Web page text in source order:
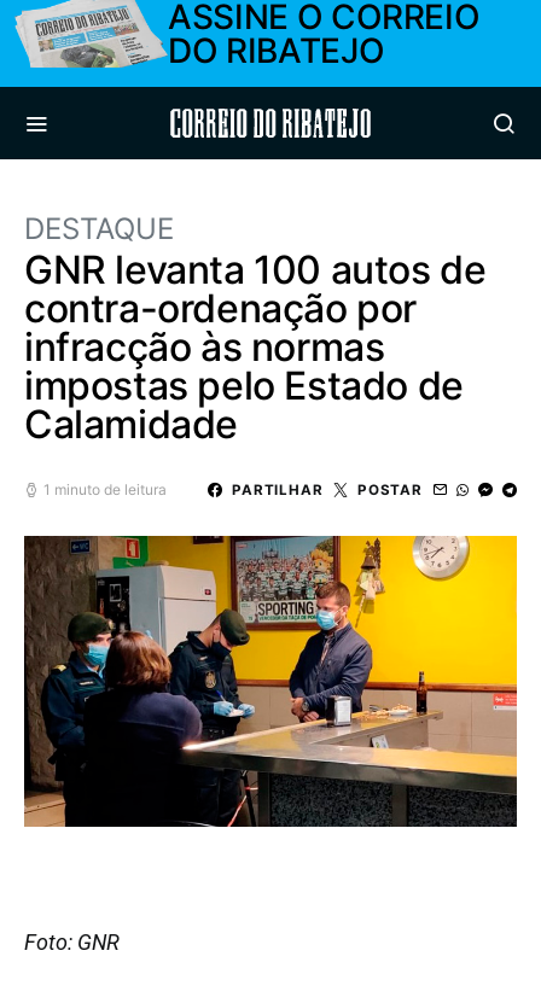
ASSINE O CORREIO
DO RIBATEJO
Correio do Ribatejo
DESTAQUE
GNR levanta 100 autos de
contra-ordenação por
infracção às normas
impostas pelo Estado de
Calamidade
1 minuto de leitura PARTILHAR POSTAR
Foto: GNR